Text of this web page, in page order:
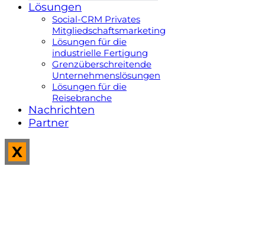
Lösungen
Social-CRM Privates
Mitgliedschaftsmarketing
Lösungen für die
industrielle Fertigung
Grenzüberschreitende
Unternehmenslösungen
Lösungen für die
Reisebranche
Nachrichten
Partner
X